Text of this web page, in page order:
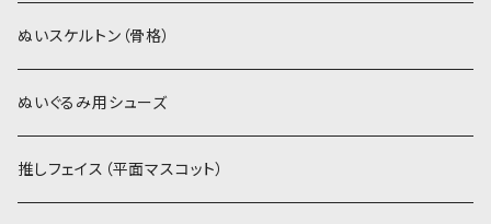
スキンカラー生地
カーリーベルボア
パウダーボア（4mm）
白系
スキンカラー系
白系
ステッチカラー
ミニワッペン
リボン
ぬいスケルトン（骨格）
ぬいぐるみ用シューズ
推しフェイス（平面マスコット）